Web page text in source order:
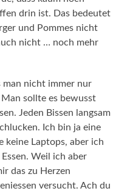
drin ist. Das bedeutet
und Pommes nicht
nicht … noch mehr
man nicht immer nur
sollte es bewusst
Jeden Bissen langsam
Ich bin ja eine
keine Laptops, aber ich
Weil ich aber
das zu Herzen
versucht. Ach du